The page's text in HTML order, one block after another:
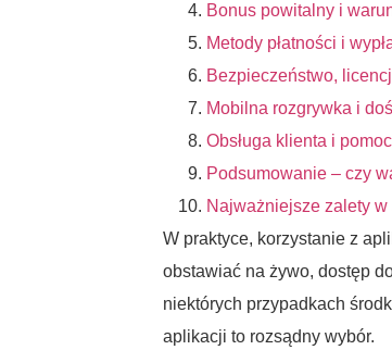
Bonus powitalny i
Metody płatności i
Bezpieczeństwo,
Mobilna rozgrywka i
Obsługa klienta i
Podsumowanie – czy
Najważniejsze zalety w
W praktyce, korzystanie z
obstawiać na żywo, dostęp
niektórych przypadkach
aplikacji to rozsądny wybór.